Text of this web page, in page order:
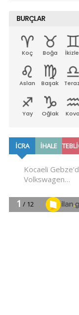
BURÇLAR
Koç Boğa
Aslan Başak
Yay Oğlak Kova